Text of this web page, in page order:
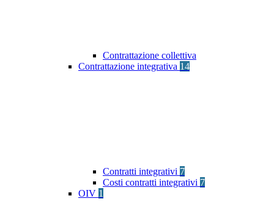
Contrattazione collettiva
Contrattazione integrativa 14
Contratti integrativi 7
Costi contratti integrativi 7
OIV 1